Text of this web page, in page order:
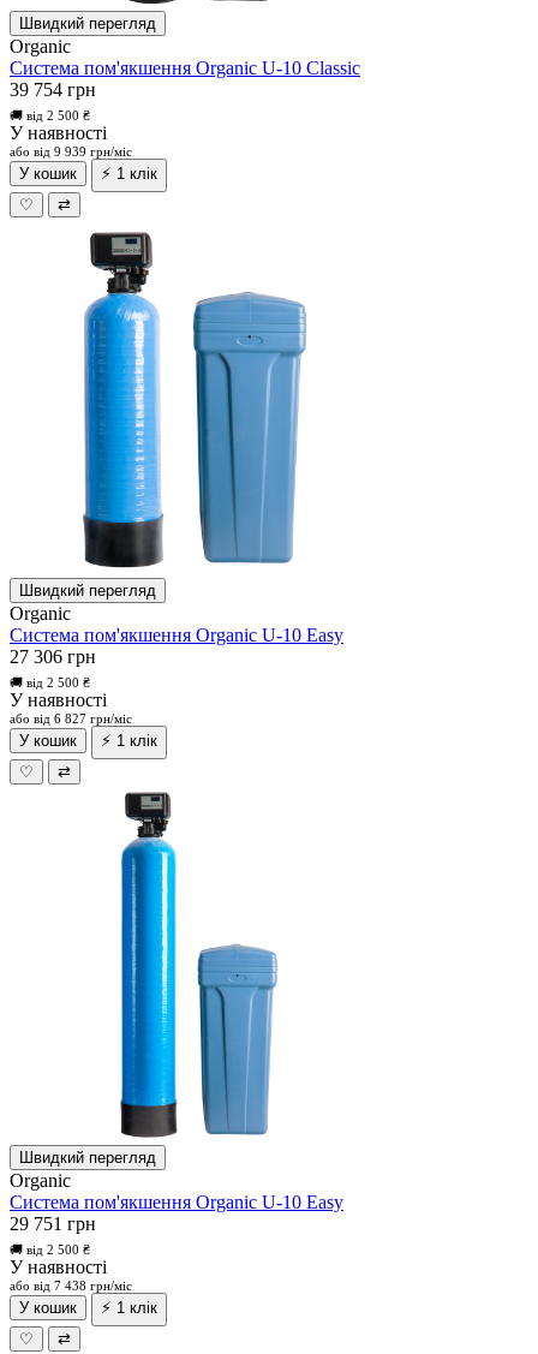
Швидкий перегляд
Organic
Система пом'якшення Organic U-10 Classic
39 754 грн
🚚 від 2 500 ₴
У наявності
або від 9 939 грн/міс
У кошик
⚡ 1 клік
♡
⇄
Швидкий перегляд
Organic
Система пом'якшення Organic U-10 Easy
27 306 грн
🚚 від 2 500 ₴
У наявності
або від 6 827 грн/міс
У кошик
⚡ 1 клік
♡
⇄
Швидкий перегляд
Organic
Система пом'якшення Organic U-10 Easy
29 751 грн
🚚 від 2 500 ₴
У наявності
або від 7 438 грн/міс
У кошик
⚡ 1 клік
♡
⇄